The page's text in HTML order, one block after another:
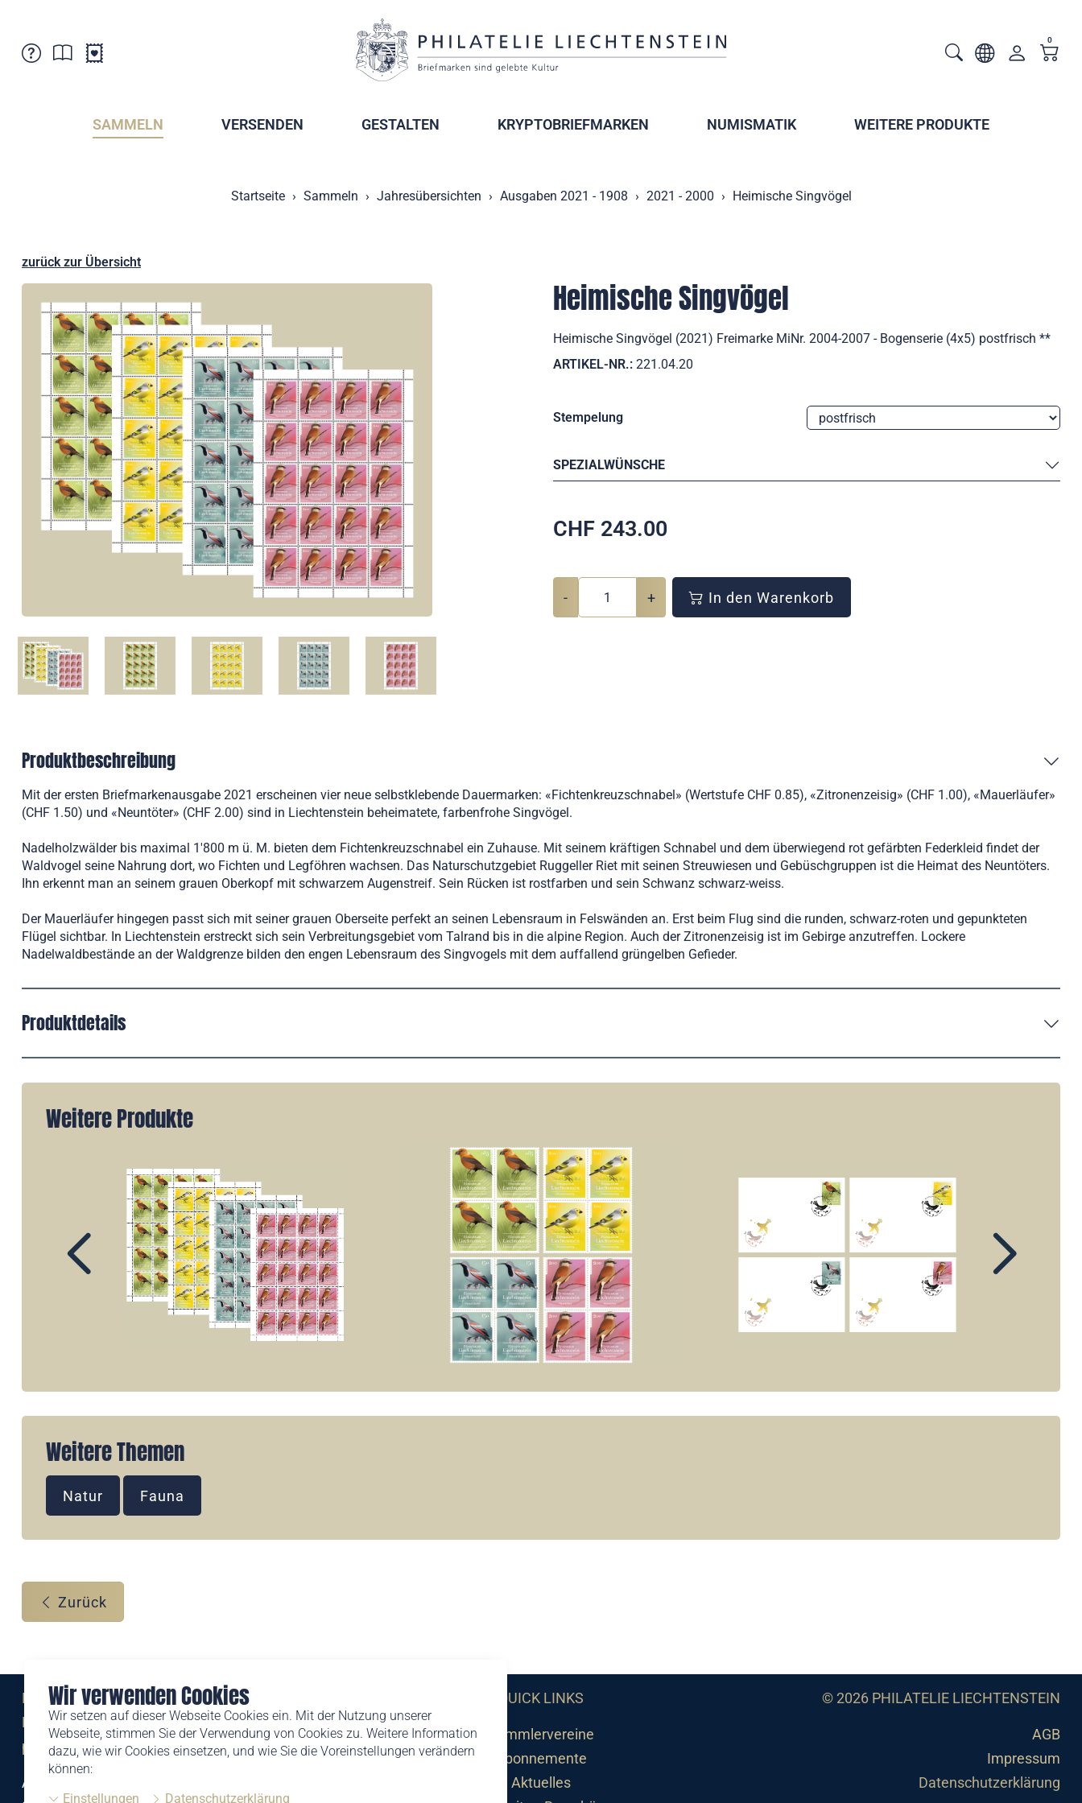
Wir verwenden Cookies
Wir setzen auf dieser Webseite Cookies ein. Mit der Nutzung unserer
Webseite, stimmen Sie der Verwendung von Cookies zu. Weitere Information
dazu, wie wir Cookies einsetzen, und wie Sie die Voreinstellungen verändern
können:
Einstellungen
Datenschutzerklärung
Verkaufsstellen
Postcrossing
Abonnemente
0
SAMMELN VERSENDEN GESTALTEN KRYPTOBRIEFMARKEN NUMISMATIK WEITERE PRODUKTE
Startseite Sammeln Jahresübersichten Ausgaben 2021 - 1908 2021 - 2000 Heimische Singvögel
zurück zur Übersicht
Heimische Singvögel
Heimische Singvögel (2021) Freimarke MiNr. 2004-2007 - Bogenserie (4x5) postfrisch **
ARTIKEL-NR.: 221.04.20
Stempelung
SPEZIALWÜNSCHE
CHF 243.00
- + In den Warenkorb
Produktbeschreibung
Mit der ersten Briefmarkenausgabe 2021 erscheinen vier neue selbstklebende Dauermarken: «Fichtenkreuzschnabel» (Wertstufe CHF 0.85), «Zitronenzeisig» (CHF 1.00), «Mauerläufer»
(CHF 1.50) und «Neuntöter» (CHF 2.00) sind in Liechtenstein beheimatete, farbenfrohe Singvögel.
Nadelholzwälder bis maximal 1'800 m ü. M. bieten dem Fichtenkreuzschnabel ein Zuhause. Mit seinem kräftigen Schnabel und dem überwiegend rot gefärbten Federkleid findet der
Waldvogel seine Nahrung dort, wo Fichten und Legföhren wachsen. Das Naturschutzgebiet Ruggeller Riet mit seinen Streuwiesen und Gebüschgruppen ist die Heimat des Neuntöters.
Ihn erkennt man an seinem grauen Oberkopf mit schwarzem Augenstreif. Sein Rücken ist rostfarben und sein Schwanz schwarz-weiss.
Der Mauerläufer hingegen passt sich mit seiner grauen Oberseite perfekt an seinen Lebensraum in Felswänden an. Erst beim Flug sind die runden, schwarz-roten und gepunkteten
Flügel sichtbar. In Liechtenstein erstreckt sich sein Verbreitungsgebiet vom Talrand bis in die alpine Region. Auch der Zitronenzeisig ist im Gebirge anzutreffen. Lockere
Nadelwaldbestände an der Waldgrenze bilden den engen Lebensraum des Singvogels mit dem auffallend grüngelben Gefieder.
Produktdetails
Weitere Produkte
Weitere Themen
Natur Fauna
Zurück
Eine Marke der
Liechtensteinischen Post AG
post.li
Alte Zollstrasse 11
QUICK LINKS
Sammlervereine
Abonnemente
Aktuelles
© 2026 PHILATELIE LIECHTENSTEIN
AGB
Impressum
Datenschutzerklärung